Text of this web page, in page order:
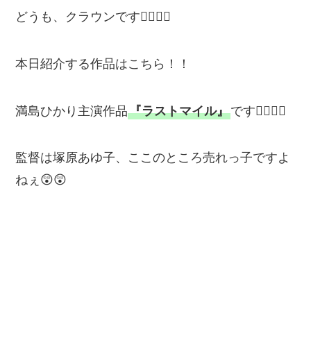
どうも、クラウンです🙋‍♂️🙋‍♂️
本日紹介する作品はこちら！！
満島ひかり主演作品『ラストマイル』です💁‍♂️💁‍♂️
監督は塚原あゆ子、ここのところ売れっ子ですよ
ねぇ😲😲